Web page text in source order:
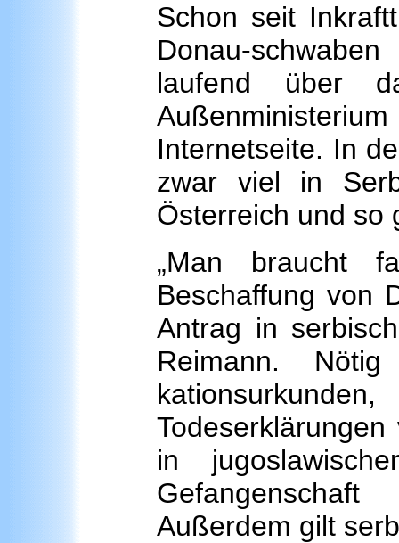
Schon seit
Donau-
laufend über
Internetseite. In
zwar viel in
Österreich und so
„Man braucht
Beschaffung von
Antrag in
Reimann.
in
Außerdem gilt